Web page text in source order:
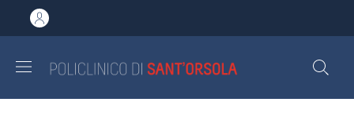
al contenuto principale
to footer content